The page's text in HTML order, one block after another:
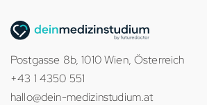
Postgasse 8b, 1010 Wien, Österreich
+43 1 4350 551
hallo@dein-medizinstudium.at